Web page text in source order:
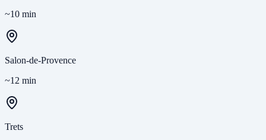
~10 min
Salon-de-Provence
~12 min
Trets